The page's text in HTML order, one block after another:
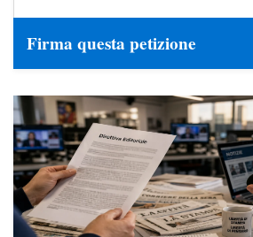
Firma questa petizione